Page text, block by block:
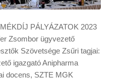
PÁLYÁZATOK 2023
Zsombor ügyvezető
Szövetsége Zsűri tagjai:
igazgató Anipharma
docens, SZTE MGK